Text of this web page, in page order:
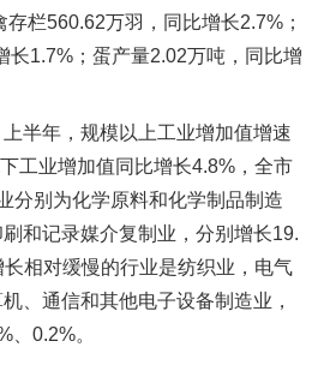
栏560.62万羽，同比增长2.7%；
长1.7%；蛋产量2.02万吨，同比增
半年，规模以上工业增加值增速
工业增加值同比增长4.8%，全市
分别为化学原料和化学制品制造
和记录媒介复制业，分别增长19.
相对缓慢的行业是纺织业，电气
、通信和其他电子设备制造业，
、0.2%。